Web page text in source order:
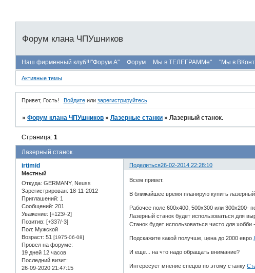
Форум клана ЧПУшников
Наш фирменный клуб!!!"Форум А" Форум Мы в ТЕЛЕГРАММе" "Мы в
Активные темы
Привет, Гость! Войдитеили зарегистрируйтесь.
»Форум клана ЧПУшников »Лазерные станки »Лазерный станок.
Лазерный станок.
Страница:1
Поделиться26-02-2014 22:28:10
irtimid
Местный
Откуда: GERMANY, Neuss
Зарегистрирован: 18-11-2012
Приглашений: 1
Сообщений: 201
Уважение: [+123/-2]
Позитив: [+337/-3]
Пол: Мужской
Возраст: 51 [1975-06-08]
Провел на форуме:
19 дней 12 часов
Последний визит:
26-09-2020 21:47:15
Всем привет.
В ближайшее время планирую купить лазерный
Рабочее поле 600х400, 500х300 или 300х200-
Лазерный станок будет использоваться для
Станок будет использоваться чисто для хобби
Подскажите какой получше, цена до 2000 евро
И еще... на что надо обращать внимание?
Интересует мнение спецов по этому станку